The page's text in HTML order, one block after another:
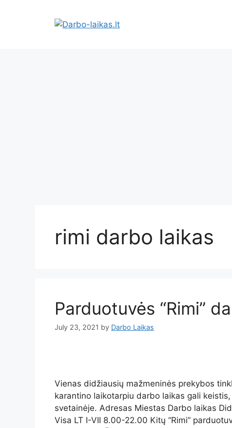
rimi darbo laikas
Parduotuvės “Rimi”
July 23, 2021 by Darbo Laikas
Vienas didžiausių mažmeninės prekybos
karantino laikotarpiu darbo laikas gali
svetainėje. Adresas Miestas Darbo laikas
Visa LT I-VII 8.00-22.00 Kitų “Rimi”